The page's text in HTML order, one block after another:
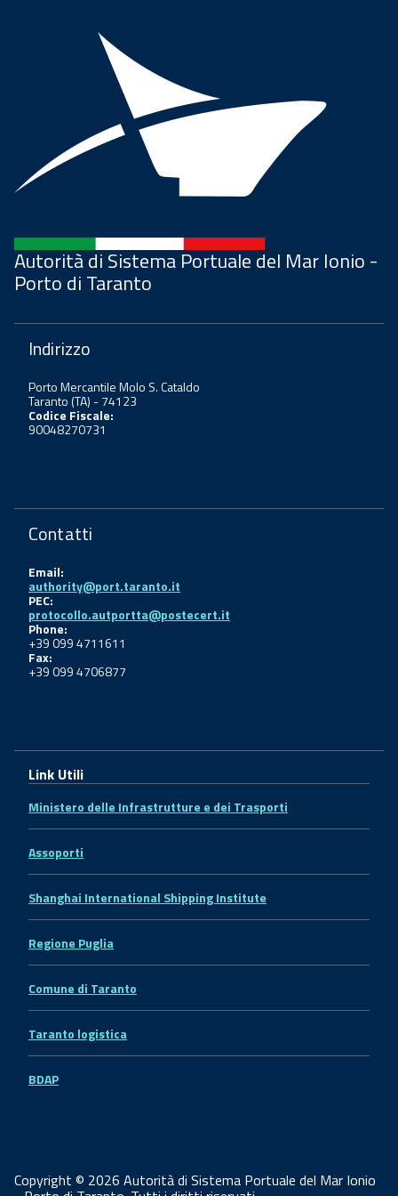
Autorità di Sistema Portuale del Mar Ionio -
Porto di Taranto
Indirizzo
Porto Mercantile Molo S. Cataldo
Taranto (TA) - 74123
Codice Fiscale:
90048270731
Contatti
Email:
authority@port.taranto.it
PEC:
protocollo.autportta@postecert.it
Phone:
+39 099 4711611
Fax:
+39 099 4706877
Link Utili
Ministero delle Infrastrutture e dei Trasporti
Assoporti
Shanghai International Shipping Institute
Regione Puglia
Comune di Taranto
Taranto logistica
BDAP
Copyright © 2026 Autorità di Sistema Portuale del Mar Ionio